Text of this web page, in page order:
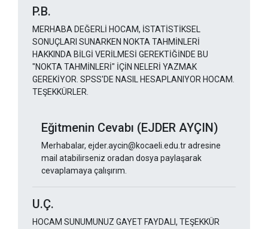
P.B.
MERHABA DEĞERLİ HOCAM, İSTATİSTİKSEL
SONUÇLARI SUNARKEN NOKTA TAHMİNLERİ
HAKKINDA BİLGİ VERİLMESİ GEREKTİĞİNDE BU
"NOKTA TAHMİNLERİ" İÇİN NELERİ YAZMAK
GEREKİYOR. SPSS'DE NASIL HESAPLANIYOR HOCAM.
TEŞEKKÜRLER.
Eğitmenin Cevabı (EJDER AYÇIN)
Merhabalar, ejder.aycin@kocaeli.edu.tr adresine
mail atabilirseniz oradan dosya paylaşarak
cevaplamaya çalışırım.
U.Ç.
HOCAM SUNUMUNUZ GAYET FAYDALI, TEŞEKKÜR